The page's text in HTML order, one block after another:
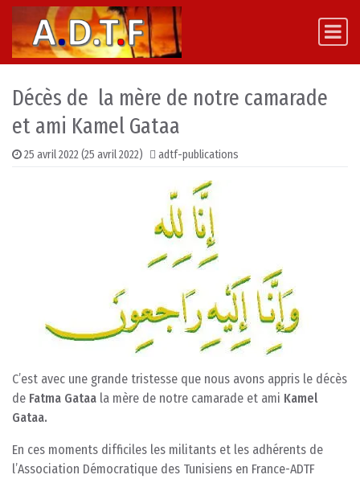
Skip to content
Main Navigation
Décès de la mère de notre camarade
et ami Kamel Gataa
25 avril 2022(25 avril 2022) adtf-publications
C’est avec une grande tristesse que nous avons appris le décès
de Fatma Gataa la mère de notre camarade et ami Kamel
Gataa.
En ces moments difficiles les militants et les adhérents de
l’Association Démocratique des Tunisiens en France-ADTF